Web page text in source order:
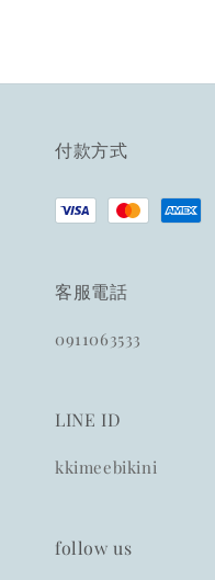
付款方式
客服電話
0911063533
LINE ID
kkimeebikini
follow us